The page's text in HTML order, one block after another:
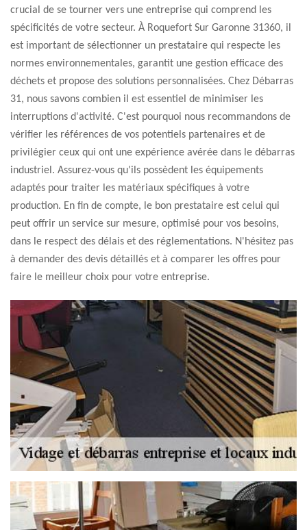
crucial de se tourner vers une entreprise qui comprend les
spécificités de votre secteur. À Roquefort Sur Garonne 31360, il
est important de sélectionner un prestataire qui respecte les
normes environnementales, garantit une gestion efficace des
déchets et propose des solutions personnalisées. Chez Débarras
31, nous savons combien il est essentiel de minimiser les
interruptions d'activité. C'est pourquoi nous recommandons de
vérifier les références de vos potentiels partenaires et de
privilégier ceux qui ont une expérience avérée dans le débarras
industriel. Assurez-vous qu'ils possèdent les équipements
adaptés pour traiter les matériaux spécifiques à votre
production. En fin de compte, le bon prestataire est celui qui
peut offrir un service sur mesure, optimisé pour vos besoins,
dans le respect des délais et des réglementations. N'hésitez pas
à demander des devis détaillés et à comparer les offres pour
faire le meilleur choix pour votre entreprise.